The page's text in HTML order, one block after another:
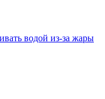
водой из-за жары